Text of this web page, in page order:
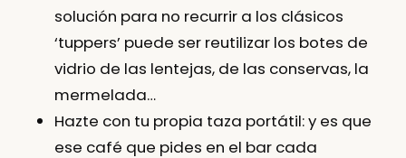
solución para no recurrir a los clásicos
‘tuppers’ puede ser reutilizar los botes de
vidrio de las lentejas, de las conservas, la
mermelada…
Hazte con tu propia taza portátil:y es que
ese café que pides en el bar cada